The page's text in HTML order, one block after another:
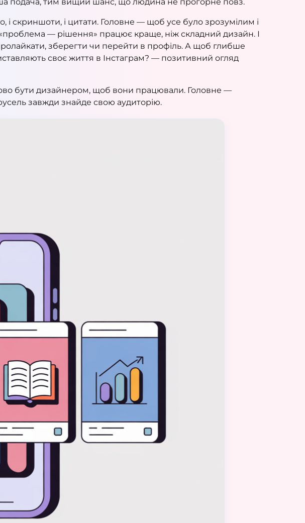
і скриншоти, і цитати. Головне — щоб усе було зрозумілим і
— рішення» працює краще, ніж складний дизайн. І
зберегти чи перейти в профіль. А щоб глибше
своє життя в Інстаграм? — позитивний огляд
бути дизайнером, щоб вони працювали. Головне —
завжди знайде свою аудиторію.